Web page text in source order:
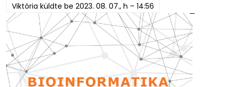
Viktória küldte be 2023. 08. 07., h – 14:56